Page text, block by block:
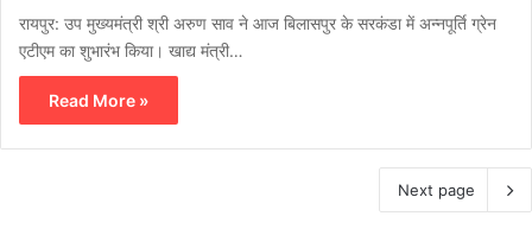
रायपुर: उप मुख्यमंत्री श्री अरुण साव ने आज बिलासपुर के सरकंडा में अन्नपूर्ति ग्रेन
एटीएम का शुभारंभ किया। खाद्य मंत्री…
Read More »
Next page